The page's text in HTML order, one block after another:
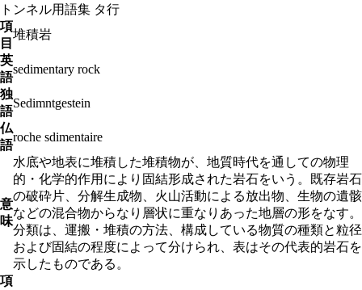
トンネル用語集 タ行
項
目
堆積岩
英
語
sedimentary rock
独
語
Sedimntgestein
仏
語
roche sdimentaire
意
味
水底や地表に堆積した堆積物が、地質時代を通しての物理
的・化学的作用により固結形成された岩石をいう。既存岩石
の破砕片、分解生成物、火山活動による放出物、生物の遺骸
などの混合物からなり層状に重なりあった地層の形をなす。
分類は、運搬・堆積の方法、構成している物質の種類と粒径
および固結の程度によって分けられ、表はその代表的岩石を
示したものである。
項